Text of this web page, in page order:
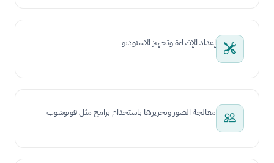
إعداد الإضاءة وتجهيز الاستوديو
معالجة الصور وتحريرها باستخدام برامج مثل فوتوشوب